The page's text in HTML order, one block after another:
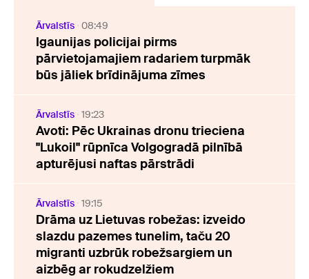
Ārvalstīs 08:49
Igaunijas policijai pirms
pārvietojamajiem radariem turpmāk
būs jāliek brīdinājuma zīmes
Ārvalstīs 19:23
Avoti: Pēc Ukrainas dronu trieciena
"Lukoil" rūpnīca Volgogradā pilnībā
apturējusi naftas pārstrādi
Ārvalstīs 19:15
Drāma uz Lietuvas robežas: izveido
slazdu pazemes tunelim, taču 20
migranti uzbrūk robežsargiem un
aizbēg ar rokudzelžiem